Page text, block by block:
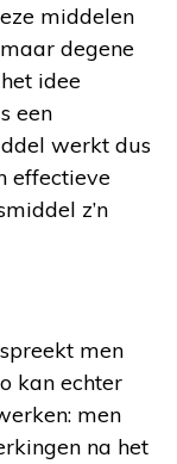
middelen
degene
idee
een
werkt dus
effectieve
z’n
men
kan echter
men
na het